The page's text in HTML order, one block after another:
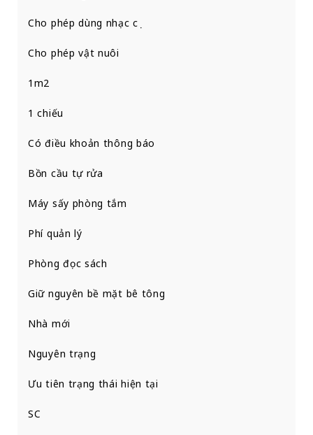
Cho phép dùng nhạc cụ
Cho phép vật nuôi
1m2
1 chiếu
Có điều khoản thông báo
Bồn cầu tự rửa
Máy sấy phòng tắm
Phí quản lý
Phòng đọc sách
Giữ nguyên bề mặt bê tông
Nhà mới
Nguyên trạng
Ưu tiên trạng thái hiện tại
SC